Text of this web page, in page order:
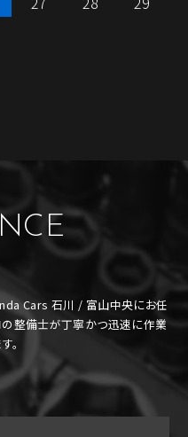
Cars 石川 / 富山中央にお任
整備士が丁寧かつ迅速に作業
。